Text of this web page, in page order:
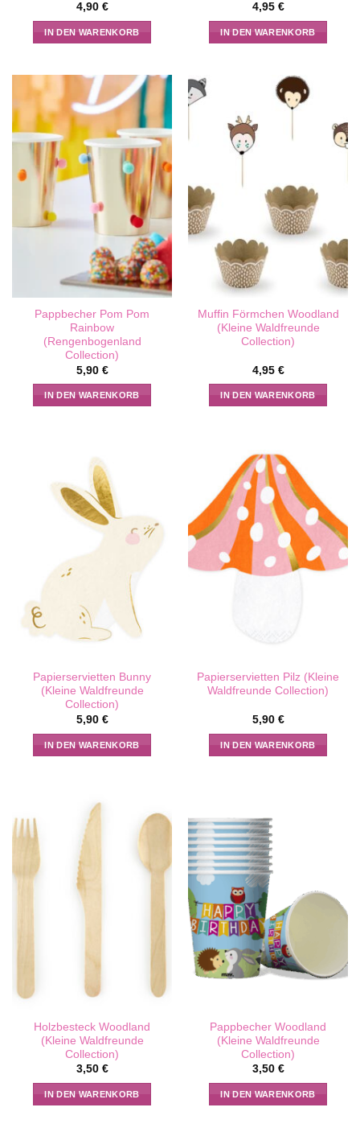
4,90 €
IN DEN WARENKORB
4,95 €
IN DEN WARENKORB
Pappbecher Pom Pom
Rainbow
(Rengenbogenland
Collection)
5,90 €
IN DEN WARENKORB
Muffin Förmchen Woodland
(Kleine Waldfreunde
Collection)
4,95 €
IN DEN WARENKORB
Papierservietten Bunny
(Kleine Waldfreunde
Collection)
5,90 €
IN DEN WARENKORB
Papierservietten Pilz (Kleine
Waldfreunde Collection)
5,90 €
IN DEN WARENKORB
Holzbesteck Woodland
(Kleine Waldfreunde
Collection)
3,50 €
IN DEN WARENKORB
Pappbecher Woodland
(Kleine Waldfreunde
Collection)
3,50 €
IN DEN WARENKORB